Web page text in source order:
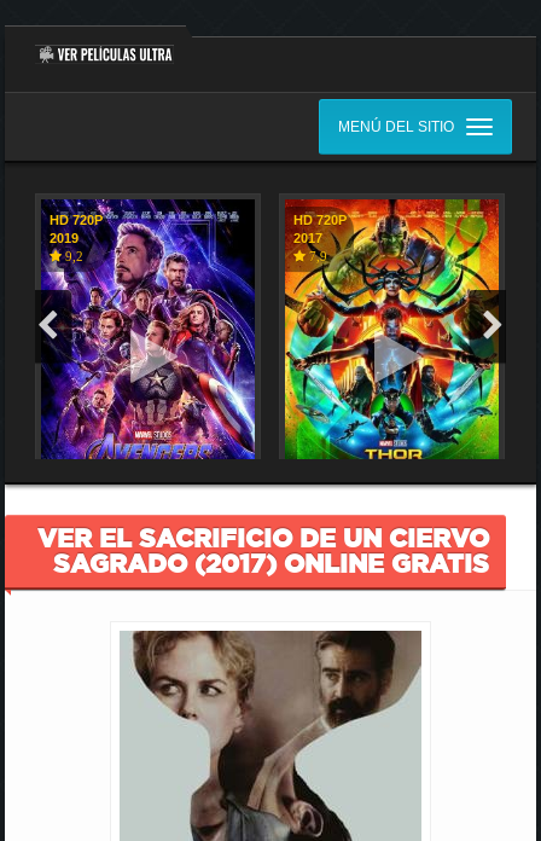
MENÚ DEL SITIO
HD 720P
2019
9,2
HD 720P
2017
7,9
VER EL SACRIFICIO DE UN CIERVO
SAGRADO (2017) ONLINE GRATIS